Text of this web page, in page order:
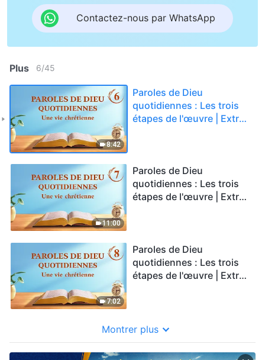
Contactez-nous par WhatsApp
Plus 6/45
8:42
Paroles de Dieu
quotidiennes : Les trois
étapes de l'œuvre | Extrait
11:00
Paroles de Dieu
quotidiennes : Les trois
étapes de l'œuvre | Extrait
7:02
Paroles de Dieu
quotidiennes : Les trois
étapes de l'œuvre | Extrait
Montrer plus